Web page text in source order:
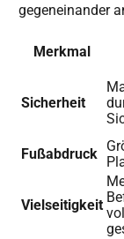
gegeneinander
Merkmal
Sicherheit
Fußabdruck
Vielseitigkeit